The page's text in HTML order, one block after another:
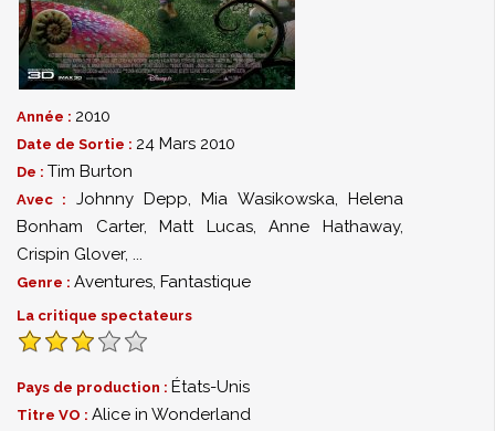
Année : 2010
Date de Sortie : 24 Mars 2010
De : Tim Burton
Avec : Johnny Depp,Mia Wasikowska,Helena
Bonham Carter,Matt Lucas,Anne Hathaway,
Crispin Glover, ...
Genre : Aventures, Fantastique
La critique spectateurs
Pays de production : États-Unis
Titre VO : Alice in Wonderland